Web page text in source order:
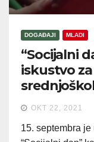
DOGAĐAJI MLADI
“Socijalni
iskustvo
OKT 22, 2021
15. septembra